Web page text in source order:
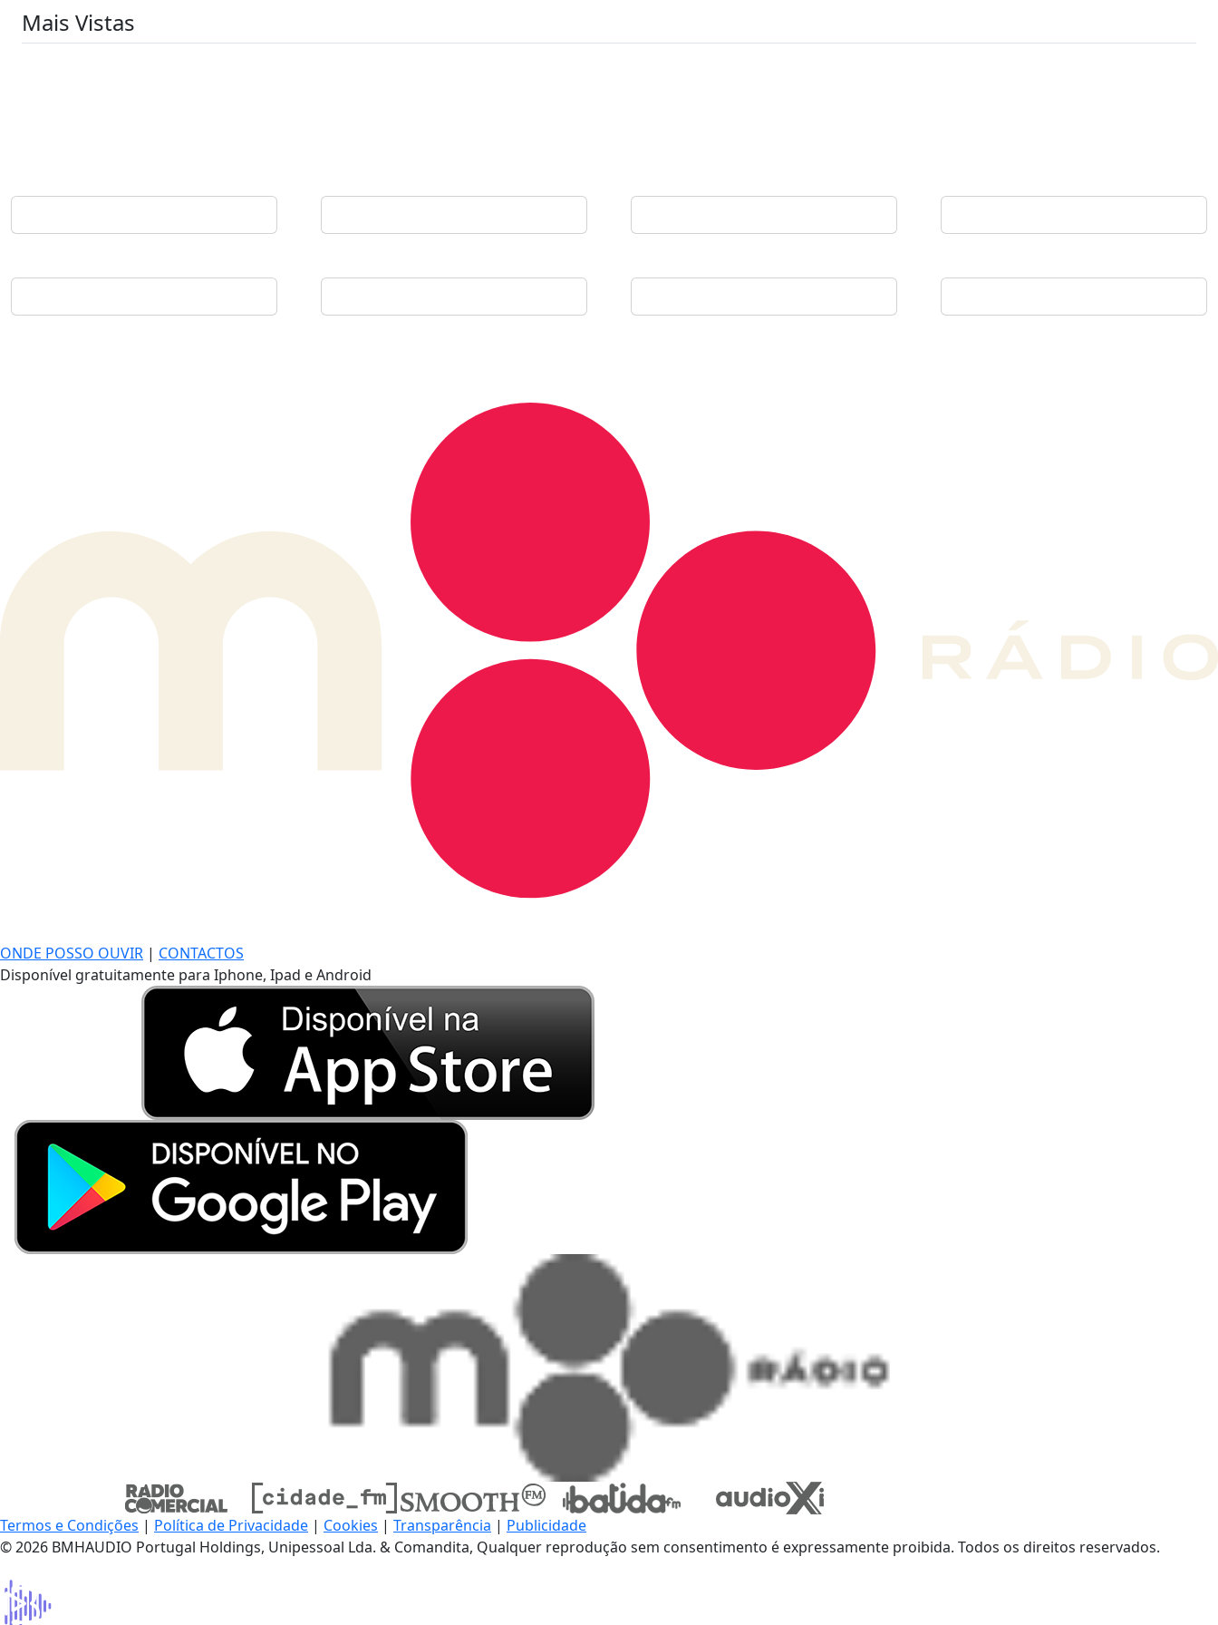
Mais Vistas
ONDE POSSO OUVIR | CONTACTOS
Disponível gratuitamente para Iphone, Ipad e Android
Termos e Condições | Política de Privacidade | Cookies | Transparência | Publicidade
© 2026 BMHAUDIO Portugal Holdings, Unipessoal Lda. & Comandita, Qualquer reprodução sem consentimento é expressamente proibida. Todos os direitos reservados.